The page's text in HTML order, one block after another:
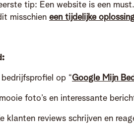
tip: Een website is een
misschien een tijdelijke
op “Google Mijn
foto’s en interessante
klanten reviews schrijven en